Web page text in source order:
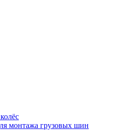
монтажа грузовых шин